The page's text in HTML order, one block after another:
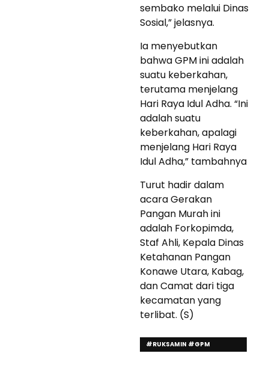
sembako melalui Dinas
Sosial,” jelasnya.
Ia menyebutkan
bahwa GPM ini adalah
suatu keberkahan,
terutama menjelang
Hari Raya Idul Adha. “Ini
adalah suatu
keberkahan, apalagi
menjelang Hari Raya
Idul Adha,” tambahnya
Turut hadir dalam
acara Gerakan
Pangan Murah ini
adalah Forkopimda,
Staf Ahli, Kepala Dinas
Ketahanan Pangan
Konawe Utara, Kabag,
dan Camat dari tiga
kecamatan yang
terlibat. (S)
#RUKSAMIN #GPM